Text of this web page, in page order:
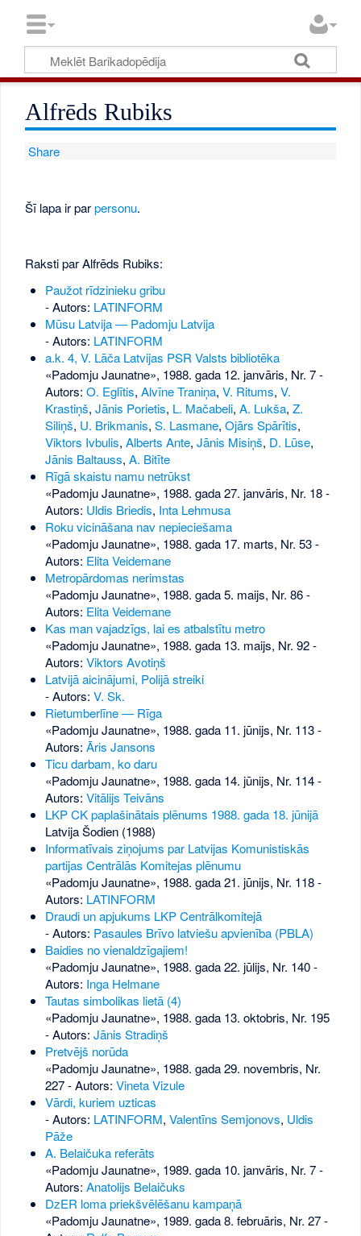
Alfrēds Rubiks
Share
Šī lapa ir parpersonu.
Raksti par Alfrēds Rubiks:
Paužot rīdzinieku gribu
- Autors: LATINFORM
Mūsu Latvija — Padomju Latvija
- Autors: LATINFORM
a.k. 4, V. Lāča Latvijas PSR Valsts bibliotēka
«Padomju Jaunatne», 1988. gada 12. janvāris, Nr. 7-
Autors: O. Eglītis, Alvīne Traniņa, V. Ritums, V.
Krastiņš, Jānis Porietis, L. Mačabeli, A. Lukša, Z.
Siliņš, U. Brikmanis, S. Lasmane, Ojārs Spārītis,
Viktors Ivbulis, Alberts Ante, Jānis Misiņš, D. Lūse,
Jānis Baltauss, A. Bitīte
Rīgā skaistu namu netrūkst
«Padomju Jaunatne», 1988. gada 27. janvāris, Nr. 18-
Autors: Uldis Briedis, Inta Lehmusa
Roku vicināšana nav nepieciešama
«Padomju Jaunatne», 1988. gada 17. marts, Nr. 53-
Autors: Elita Veidemane
Metropārdomas nerimstas
«Padomju Jaunatne», 1988. gada 5. maijs, Nr. 86-
Autors: Elita Veidemane
Kas man vajadzīgs, lai es atbalstītu metro
«Padomju Jaunatne», 1988. gada 13. maijs, Nr. 92-
Autors: Viktors Avotiņš
Latvijā aicinājumi, Polijā streiki
- Autors: V. Sk.
Rietumberlīne — Rīga
«Padomju Jaunatne», 1988. gada 11. jūnijs, Nr. 113-
Autors: Āris Jansons
Ticu darbam, ko daru
«Padomju Jaunatne», 1988. gada 14. jūnijs, Nr. 114-
Autors: Vitālijs Teivāns
LKP CK paplašinātais plēnums 1988. gada 18. jūnijā
Latvija Šodien (1988)
Informatīvais ziņojums par Latvijas Komunistiskās
partijas Centrālās Komitejas plēnumu
«Padomju Jaunatne», 1988. gada 21. jūnijs, Nr. 118-
Autors: LATINFORM
Draudi un apjukums LKP Centrālkomitejā
- Autors: Pasaules Brīvo latviešu apvienība (PBLA)
Baidies no vienaldzīgajiem!
«Padomju Jaunatne», 1988. gada 22. jūlijs, Nr. 140-
Autors: Inga Helmane
Tautas simbolikas lietā (4)
«Padomju Jaunatne», 1988. gada 13. oktobris, Nr. 195
- Autors: Jānis Stradiņš
Pretvējš norūda
«Padomju Jaunatne», 1988. gada 29. novembris, Nr.
227- Autors: Vineta Vizule
Vārdi, kuriem uzticas
- Autors: LATINFORM, Valentīns Semjonovs, Uldis
Pāže
A. Belaičuka referāts
«Padomju Jaunatne», 1989. gada 10. janvāris, Nr. 7-
Autors: Anatolijs Belaičuks
DzER loma priekšvēlēšanu kampaņā
«Padomju Jaunatne», 1989. gada 8. februāris, Nr. 27-